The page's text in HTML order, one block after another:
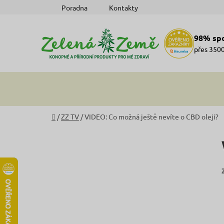
Poradna Kontakty
98%
přes
Domů
/ZZ TV / VIDEO: Co možná ještě nevíte o CBD oleji?